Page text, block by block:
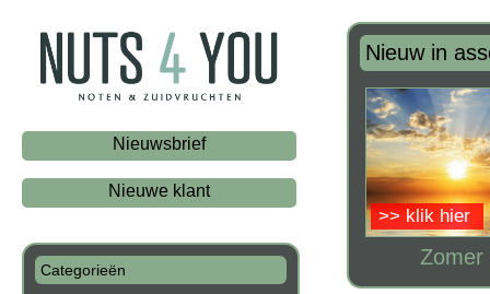
Nieuwsbrief
Nieuwe klant
Categorieën
Nieuw in
Zomer
>> klik hier